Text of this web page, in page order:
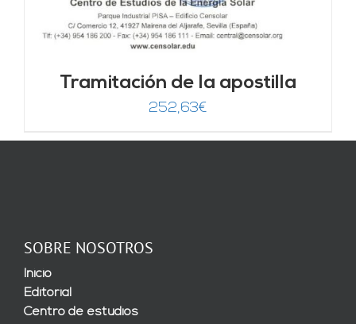
Tramitación de la apostilla
252,63€
SOBRE NOSOTROS
Inicio
Editorial
Centro de estudios